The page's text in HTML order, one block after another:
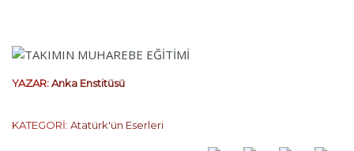
YAZAR:Anka Enstitüsü
KATEGORİ: Atatürk'ün Eserleri